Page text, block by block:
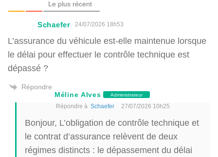
Le plus récent
Schaefer 24/07/2026 18h53
L’assurance du véhicule est-elle maintenue lorsque
le délai pour effectuer le contrôle technique est
dépassé ?
Répondre
Méline Alves
Administrateur
Répondre à Schaefer 27/07/2026 10h25
Bonjour, L’obligation de contrôle technique et
le contrat d’assurance relèvent de deux
régimes distincts : le dépassement du délai